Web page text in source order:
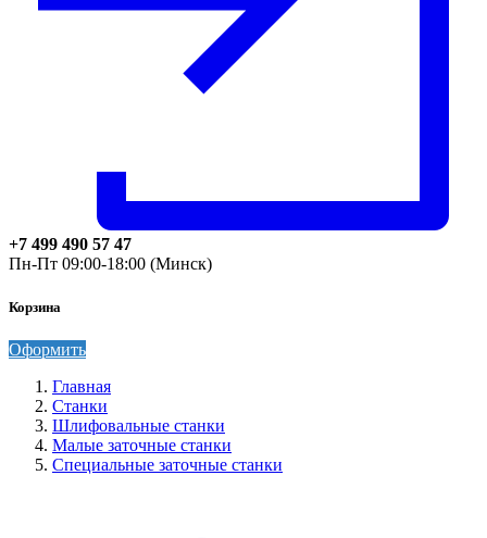
+7 499 490 57 47
Пн-Пт 09:00-18:00 (Минск)
Корзина
Оформить
Главная
Станки
Шлифовальные станки
Малые заточные станки
Специальные заточные станки